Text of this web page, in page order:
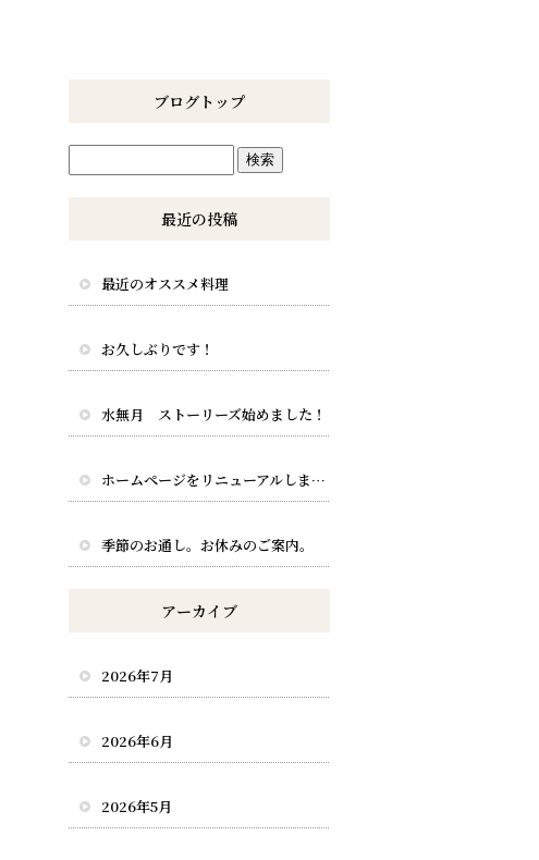
ブログトップ
最近の投稿
最近のオススメ料理
お久しぶりです！
水無月 ストーリーズ始めました！
ホームページをリニューアルしました。
季節のお通し。お休みのご案内。
アーカイブ
2026年7月
2026年6月
2026年5月